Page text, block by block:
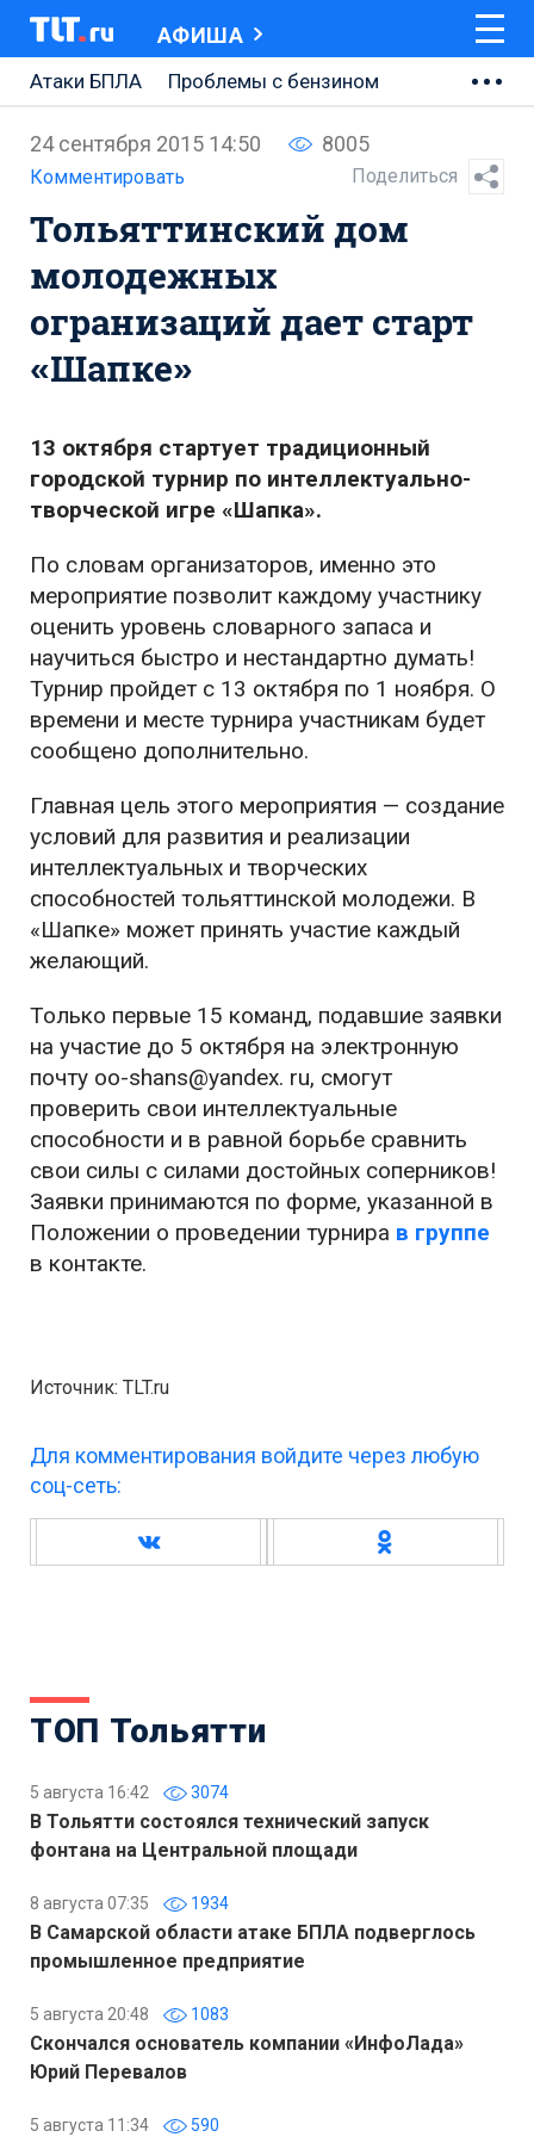
АФИША
Атаки БПЛА
Проблемы с бензином
Ремонт Центральной площади
Ремонт Обводного шоссе
Набережная Тольятти
Неделя Тольятти
24 сентября 2015 14:50 8005
Комментировать Поделиться
Тольяттинский дом
молодежных
огранизаций дает старт
«Шапке»
13 октября стартует традиционный
городской турнир по интеллектуально-
творческой игре «Шапка».
По словам организаторов, именно это
мероприятие позволит каждому участнику
оценить уровень словарного запаса и
научиться быстро и нестандартно думать!
Турнир пройдет с 13 октября по 1 ноября. О
времени и месте турнира участникам будет
сообщено дополнительно.
Главная цель этого мероприятия — создание
условий для развития и реализации
интеллектуальных и творческих
способностей тольяттинской молодежи. В
«Шапке» может принять участие каждый
желающий.
Только первые 15 команд, подавшие заявки
на участие до 5 октября на электронную
почту oo-shans@yandex. ru, смогут
проверить свои интеллектуальные
способности и в равной борьбе сравнить
свои силы с силами достойных соперников!
Заявки принимаются по форме, указанной в
Положении о проведении турнира в группе
в контакте.
Источник: TLT.ru
Для комментирования войдите через любую
соц-сеть:
ТОП Тольятти
5 августа 16:42 3074
В Тольятти состоялся технический запуск
фонтана на Центральной площади
8 августа 07:35 1934
В Самарской области атаке БПЛА подверглось
промышленное предприятие
5 августа 20:48 1083
Скончался основатель компании «ИнфоЛада»
Юрий Перевалов
5 августа 11:34 590